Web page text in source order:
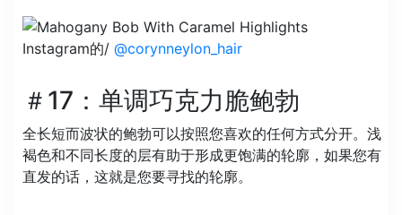
Instagram的/ @corynneylon_hair
＃17：单调巧克力脆鲍勃
全长短而波状的鲍勃可以按照您喜欢的任何方式分开。浅
褐色和不同长度的层有助于形成更饱满的轮廓，如果您有
直发的话，这就是您要寻找的轮廓。